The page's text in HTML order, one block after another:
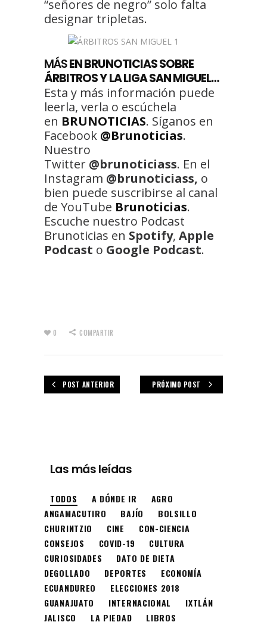
“señores de negro” solo falta
designar tripletas.
MÁSEN BRUNOTICIAS SOBRE
ÁRBITROS Y LA LIGA SAN MIGUEL…
Esta y más información puede
leerla, verla o escúchela
en BRUNOTICIAS. Síganos en
Facebook @Brunoticias.
Nuestro
Twitter @brunoticiass. En el
Instagram @brunoticiass, o
bien puede suscribirse al canal
de YouTube Brunoticias.
Escuche nuestro Podcast
Brunoticias en Spotify, Apple
Podcast o Google Podcast.
0 COMPARTIR
POST ANTERIOR PRÓXIMO POST
Las más leídas
TODOS A DÓNDE IR
AGRO
ANGAMACUTIRO
BAJÍO
BOLSILLO
CHURINTZIO
CINE
CON-CIENCIA
CONSEJOS
COVID-19
CULTURA
CURIOSIDADES
DATO DE DIETA
DEGOLLADO
DEPORTES
ECONOMÍA
ECUANDUREO
ELECCIONES 2018
GUANAJUATO
INTERNACIONAL
IXTLÁN
JALISCO
LA PIEDAD LIBROS